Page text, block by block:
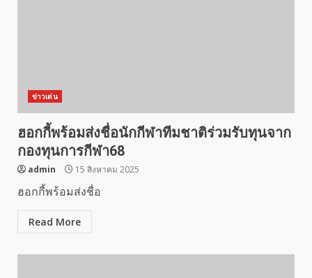
ข่าวเด่น
ฮอกกี้พร้อมส่งชื่อนักกีฬาทีมชาติร่วมรับทุนจาก
กองทุนการกีฬา​68
admin 15 สิงหาคม 2025
ฮอกกี้พร้อมส่งชื่อ
Read More